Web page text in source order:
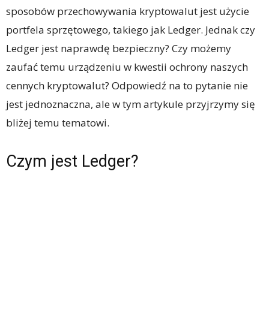
sposobów przechowywania kryptowalut jest użycie
portfela sprzętowego, takiego jak Ledger. Jednak czy
Ledger jest naprawdę bezpieczny? Czy możemy
zaufać temu urządzeniu w kwestii ochrony naszych
cennych kryptowalut? Odpowiedź na to pytanie nie
jest jednoznaczna, ale w tym artykule przyjrzymy się
bliżej temu tematowi.
Czym jest Ledger?